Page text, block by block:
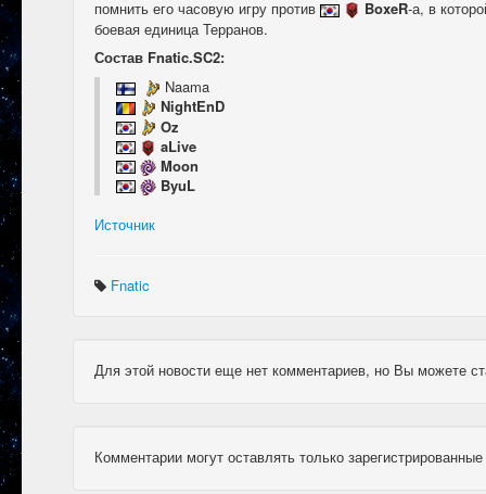
помнить его часовую игру против
BoxeR-а, в
боевая единица Терранов.
Состав Fnatic.SC2:
Naama
NightEnD
Oz
aLive
Moon
ByuL
Источник
Fnatic
Для этой новости еще нет комментариев, но Вы можете
Комментарии могут оставлять только